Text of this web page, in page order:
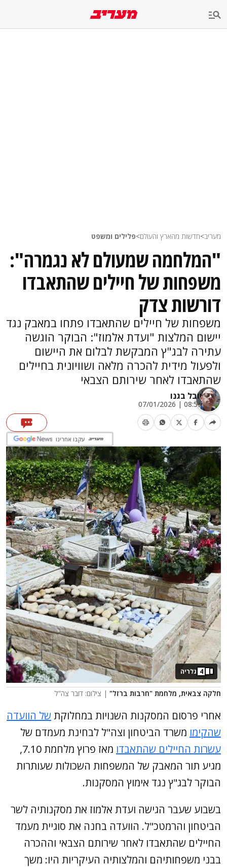
מעריב>חדשות מהארץ והעולם>פלילים ומשפט
"המלחמה שמעולם לא נגמרה":
משפחות של חיילים שהתאבדו
דורשות צדק
משפחות של חיילים שהתאבדו פתחו במאבק נגד
יישום המלצות "ועדת אלמוז": הבוקר הוגשה
עתירה לבג"ץ המבקשת לבלום את היישום
ולפעול מידית להכרה מלאה ושוויונית בחיילים
שהתאבדו לאחר שירותם הצבאי
יובל בגנו
08:59 | 07/01/2026
עקבו אחרינו
חלקה צבאית, מלחמת "חרבות ברזל" | צילום: דובר צה"ל
4 גלריה
אחרי פרסום המסקנות השנויות במחלוקתשל הוועדה
שהקימו משרד הביטחון וצה"ל לבחינת מעמדם של
עשרות החיילים שהתאבדו
מאז פרוץ מלחמת 7.10,
מגיע תור המאבק של המשפחות השכולות שעותרות
הבוקר לבג"ץ נגד אימוץ המסקנות.
בשבוע שעבר הגישה ועדת אלמוז את מסקנותיה לשר
הביטחון והרמטכ"ל. הוועדה בחנה את סוגיית מעמד
החיילים שהתאבדו לאחר שירותם הצבאי וההכרה
בבני משפחותיהם והמלצותיה העיקריות היו: משך